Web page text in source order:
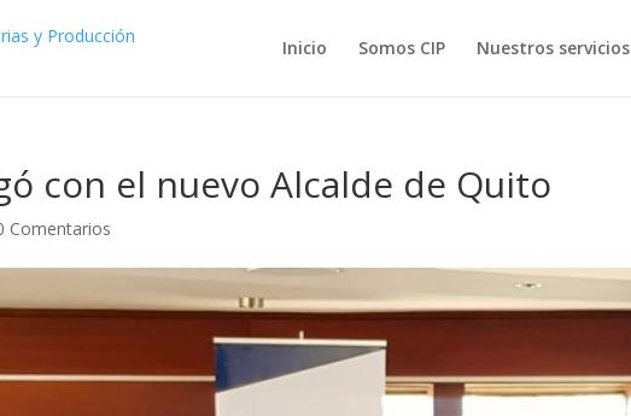
Inicio Somos CIP Nuestros servicios
con el nuevo Alcalde de Quito
Comentarios